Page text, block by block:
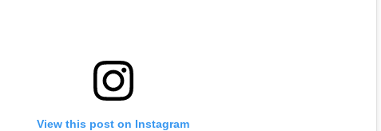
View this post on Instagram